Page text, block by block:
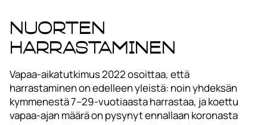
Nuorten
harrastaminen
Vapaa-aikatutkimus 2022 osoittaa, että
harrastaminen on edelleen yleistä: noin yhdeksän
kymmenestä 7–29-vuotiaasta harrastaa, ja koettu
vapaa-ajan määrä on pysynyt ennallaan koronasta